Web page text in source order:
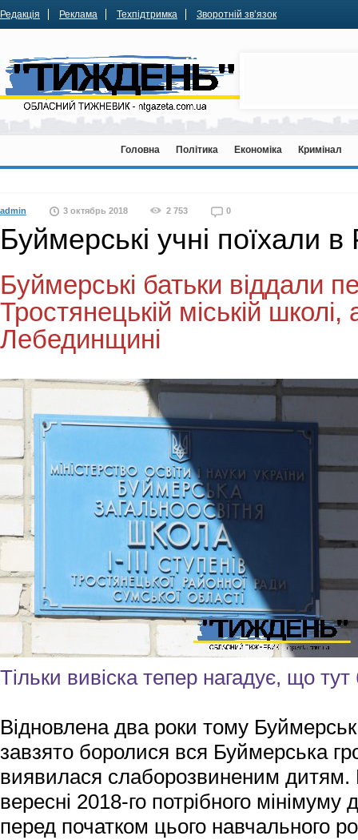
Редакція Реклама Техпідтримка Зворотній зв’язок
Головна Політика Економіка Кримінал
admin 3 октябрь 2018 2 753 0
Буймерські учні поїхали
Буймерські батьки віддали
Тростянецькій міській школі,
Лебединщині
Тільки вивіска тепер нагадує, що
Відновлена два роки тому
завзято боролися вся Буймерська
виявилася слаборозвиненим дитям.
вересні 2018-го потрібного
перед початком цього навчального